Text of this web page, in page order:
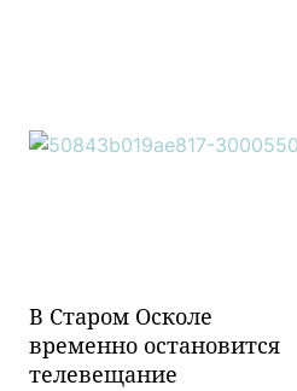
В Старом Осколе
временно остановится
телевещание